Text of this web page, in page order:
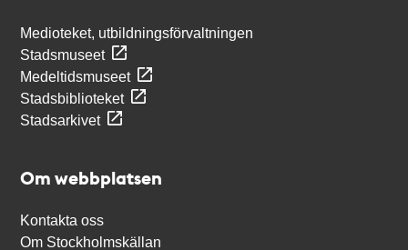
Medioteket, utbildningsförvaltningen
Stadsmuseet
Medeltidsmuseet
Stadsbiblioteket
Stadsarkivet
Om webbplatsen
Kontakta oss
Om Stockholmskällan